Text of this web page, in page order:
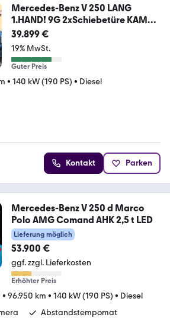
Mercedes-Benz V 250 LANG
1.HAND! 9G 2xSchiebetüre KAM
LED NAVI
39.899 €
19% MwSt.
Guter Preis
• 140 kW (190 PS) • Diesel
Kontakt Parken
Mercedes-Benz V 250 d Marco
Polo AMG Comand AHK 2,5 t LED
Lieferung möglich
53.900 €
ggf. zzgl. Lieferkosten
Erhöhter Preis
• 96.950 km • 140 kW (190 PS) • Diesel
Abstandstempomat